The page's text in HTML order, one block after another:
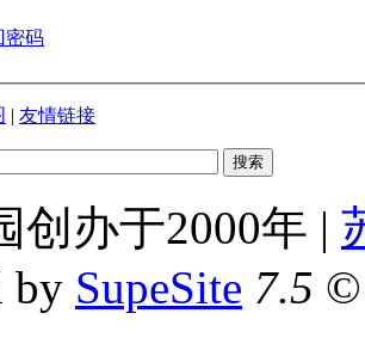
密码
| 友情链接
创办于2000年 |
by SupeSite 7.5 ©